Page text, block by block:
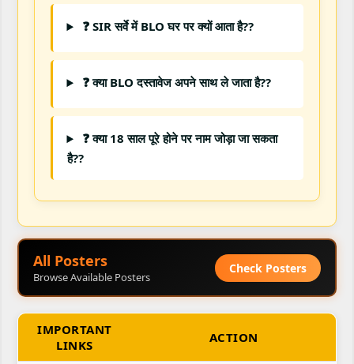
❓ SIR सर्वे में BLO घर पर क्यों आता है??
❓ क्या BLO दस्तावेज अपने साथ ले जाता है??
❓ क्या 18 साल पूरे होने पर नाम जोड़ा जा सकता
है??
All Posters
Browse Available Posters
Check Posters
IMPORTANT
LINKS
ACTION